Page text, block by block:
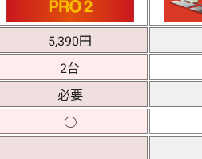
5,390円
2台
必要
○